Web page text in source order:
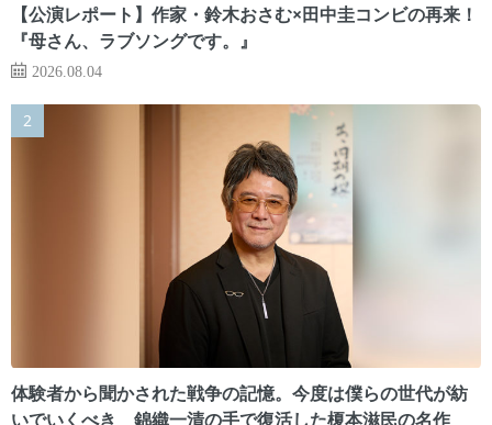
【公演レポート】作家・鈴木おさむ×田中圭コンビの再来！
『母さん、ラブソングです。』
2026.08.04
体験者から聞かされた戦争の記憶。今度は僕らの世代が紡
いでいくべき 錦織一清の手で復活した榎本滋民の名作